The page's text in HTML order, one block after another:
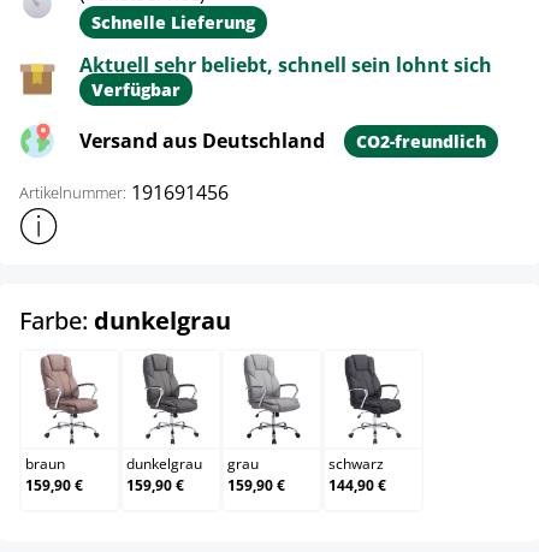
Schnelle Lieferung
Aktuell sehr beliebt, schnell sein lohnt sich
Verfügbar
Versand aus Deutschland CO2-freundlich
Artikelnummer: 191691456
Weitere Produktinformationen anzeigen
Farbe: dunkelgrau
braun
braun
159,90 €
dunkelgrau
dunkelgrau
159,90 €
grau
grau
159,90 €
schwarz
schwarz
144,90 €